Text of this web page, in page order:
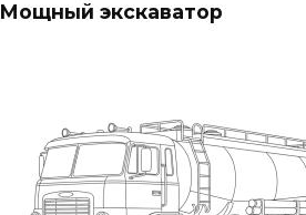
Мощный экскаватор